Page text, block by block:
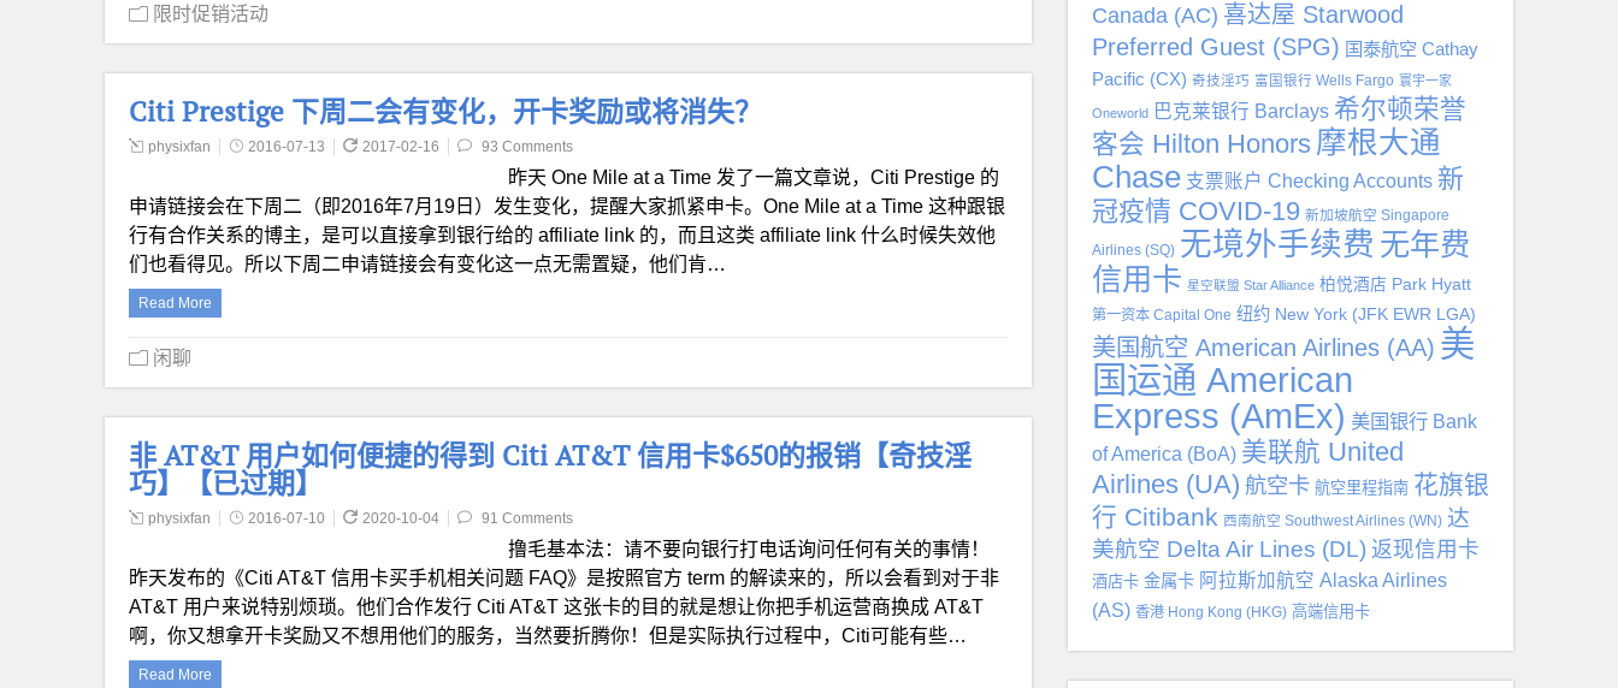
限时促销活动
Citi Prestige 下周二会有变化，开卡奖励或将消失？
physixfan 2016-07-13 2017-02-16 93 Comments
昨天 One Mile at a Time 发了一篇文章说，Citi Prestige 的
申请链接会在下周二（即2016年7月19日）发生变化，提醒大家抓紧申卡。One Mile at a Time 这种跟银
行有合作关系的博主，是可以直接拿到银行给的 affiliate link 的，而且这类 affiliate link 什么时候失效他
们也看得见。所以下周二申请链接会有变化这一点无需置疑，他们肯…
Read More
闲聊
非 AT&T 用户如何便捷的得到 Citi AT&T 信用卡$650的报销【奇技淫
巧】【已过期】
physixfan 2016-07-10 2020-10-04 91 Comments
撸毛基本法：请不要向银行打电话询问任何有关的事情！
昨天发布的《Citi AT&T 信用卡买手机相关问题 FAQ》是按照官方 term 的解读来的，所以会看到对于非
AT&T 用户来说特别烦琐。他们合作发行 Citi AT&T 这张卡的目的就是想让你把手机运营商换成 AT&T
啊，你又想拿开卡奖励又不想用他们的服务，当然要折腾你！但是实际执行过程中，Citi可能有些…
Read More
Canada (AC) 喜达屋 Starwood
Preferred Guest (SPG) 国泰航空 Cathay
Pacific (CX) 奇技淫巧 富国银行 Wells Fargo 寰宇一家
Oneworld 巴克莱银行 Barclays 希尔顿荣誉
客会 Hilton Honors 摩根大通
Chase 支票账户 Checking Accounts 新
冠疫情 COVID-19 新加坡航空 Singapore
Airlines (SQ) 无境外手续费 无年费
信用卡 星空联盟 Star Alliance 柏悦酒店 Park Hyatt
第一资本 Capital One 纽约 New York (JFK EWR LGA)
美国航空 American Airlines (AA) 美
国运通 American
Express (AmEx) 美国银行 Bank
of America (BoA) 美联航 United
Airlines (UA) 航空卡 航空里程指南 花旗银
行 Citibank 西南航空 Southwest Airlines (WN) 达
美航空 Delta Air Lines (DL) 返现信用卡
酒店卡 金属卡 阿拉斯加航空 Alaska Airlines
(AS) 香港 Hong Kong (HKG) 高端信用卡